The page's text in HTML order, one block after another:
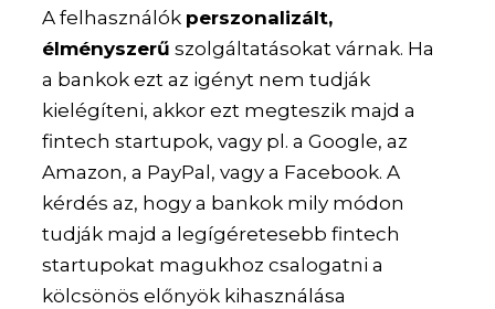
A felhasználók perszonalizált,
élményszerű szolgáltatásokat várnak. Ha
a bankok ezt az igényt nem tudják
kielégíteni, akkor ezt megteszik majd a
fintech startupok, vagy pl. a Google, az
Amazon, a PayPal, vagy a Facebook. A
kérdés az, hogy a bankok mily módon
tudják majd a legígéretesebb fintech
startupokat magukhoz csalogatni a
kölcsönös előnyök kihasználása